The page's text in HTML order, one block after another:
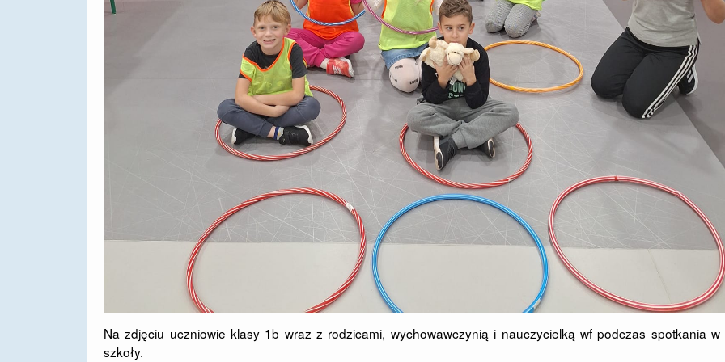
Na zdjęciu uczniowie klasy 1b wraz z rodzicami, wychowawczynią i nauczycielką wf podczas spotkania w
szkoły.